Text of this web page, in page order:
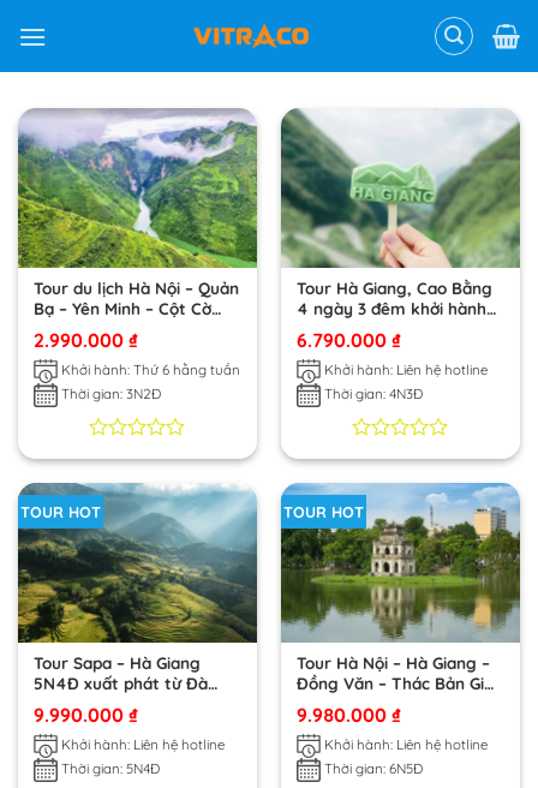
content
Tour du lịch Hà Nội – Quản
Bạ – Yên Minh – Cột Cờ
Lũng Cú – Phố Cổ Đồng
Văn – Sông Nho Quế – Hà
Nội
2.990.000₫
Khởi hành: Thứ 6 hằng tuần
Thời gian: 3N2Đ
0
5
dựa
trên
0
đánh
giá
Tour Hà Giang, Cao Bằng
4 ngày 3 đêm khởi hành
từ Đà Nẵng
6.790.000₫
Khởi hành: Liên hệ hotline
Thời gian: 4N3Đ
0
5
dựa
trên
0
đánh
giá
TOUR HOT
Tour Sapa – Hà Giang
5N4Đ xuất phát từ Đà
Nẵng
9.990.000₫
Khởi hành: Liên hệ hotline
Thời gian: 5N4Đ
TOUR HOT
Tour Hà Nội – Hà Giang –
Đồng Văn – Thác Bản Giốc
– Hồ Ba Bể 6N5Đ khởi
hành từ Đà Nẵng
9.980.000₫
Khởi hành: Liên hệ hotline
Thời gian: 6N5Đ